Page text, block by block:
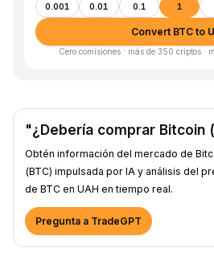
0.001 0.01 0.1 1
Convert BTC to
Cero comisiones · más de 350 criptos ·
"¿Debería comprar Bitcoin
Obtén información del mercado de
(BTC) impulsada por IA y análisis del
de BTC en UAH en tiempo real.
Pregunta a TradeGPT